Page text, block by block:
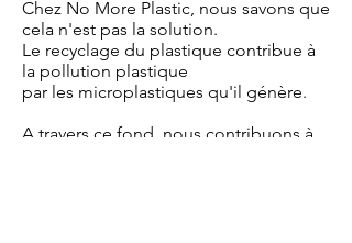
Chez No More Plastic, nous savons que
cela n'est pas la solution.
Le recyclage du plastique contribue à
la pollution plastique
par les microplastiques qu'il génère.
A travers ce fond, nous contribuons à